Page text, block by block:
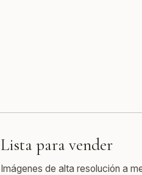
Lista para vender
Imágenes de alta resolución a